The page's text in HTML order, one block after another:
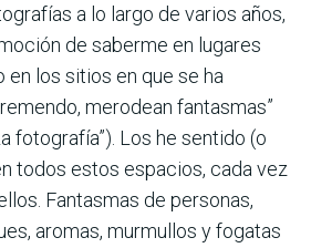
a lo largo de varios años,
de saberme en luga­res
en los sitios en que se ha
merodean fantas­mas”
fotografía”). Los he sentido (o
todos estos espa­cios, cada vez
Fantasmas de personas,
aromas, murmu­llos y fogatas